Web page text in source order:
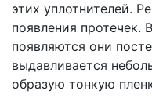
этих уплотнителей.
появления протечек.
появляются они
выдавливается
образую тонкую